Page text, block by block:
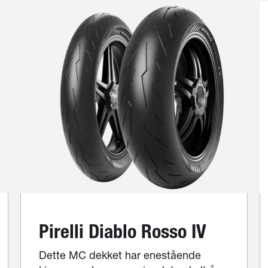
Pirelli Diablo Rosso IV
Dette MC dekket har enestående